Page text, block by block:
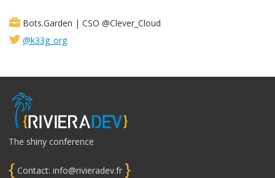
Bots.Garden | CSO @Clever_Cloud
@k33g_org
The shiny conference
{ Contact: info@rivieradev.fr }